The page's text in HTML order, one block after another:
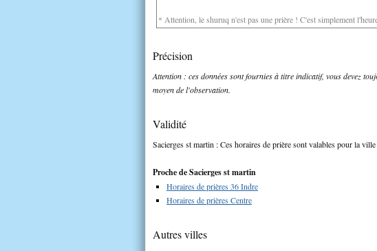
* Attention, le shuruq n'est pas une prière ! C'est simplement
Précision
Attention : ces données sont fournies à titre indicatif, vous devez
moyen de l'observation.
Validité
Sacierges st martin : Ces horaires de prière sont valables pour la ville
Proche de Sacierges st martin
Horaires de prières 36 Indre
Horaires de prières Centre
Autres villes